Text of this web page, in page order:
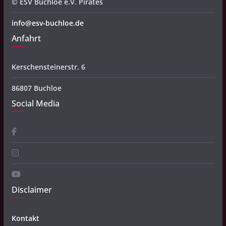
info@esv-buchloe.de
Anfahrt
Kerschensteinerstr. 6
86807 Buchloe
Social Media
Disclaimer
Kontakt